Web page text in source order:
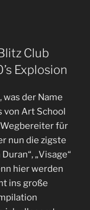
Club
Explosion
der Name
von Art School
Wegbereiter für
nun die zigste
„Visage“
hier werden
ins große